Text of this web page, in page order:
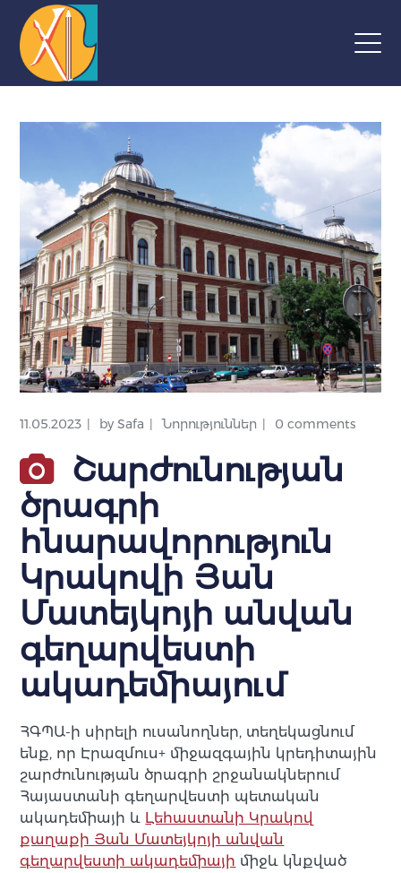
11.05.2023 bySafa Նորություններ 0 comments
Շարժունության
ծրագրի
հնարավորություն
Կրակովի Յան
Մատեյկոյի անվան
գեղարվեստի
ակադեմիայում
ՀԳՊԱ-ի սիրելի ուսանողներ, տեղեկացնում
ենք, որ Էրազմուս+ միջազգային կրեդիտային
շարժունության ծրագրի շրջանակներում
Հայաստանի գեղարվեստի պետական
ակադեմիայի և Լեհաստանի Կրակով
քաղաքի Յան Մատեյկոյի անվան
գեղարվեստի ակադեմիայի միջև կնքված